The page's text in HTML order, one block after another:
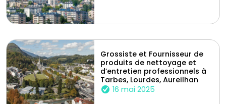
Grossiste et Fournisseur de
produits de nettoyage et
d’entretien professionnels à
Tarbes, Lourdes, Aureilhan
16 mai 2025